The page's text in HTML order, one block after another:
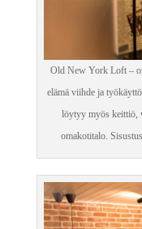
Old New York Loft –
elämä viihde ja
löytyy myös keittiö,
omakotitalo.